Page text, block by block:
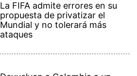
La FIFA admite errores en su
propuesta de privatizar el
Mundial y no tolerará más
ataques